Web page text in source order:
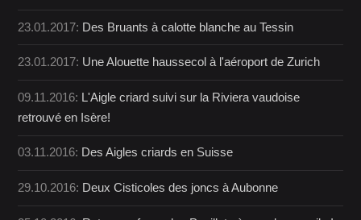
23.01.2017: Des Bruants à calotte blanche au Tessin
23.01.2017: Une Alouette haussecol à l'aéroport de Zurich
09.11.2016: L'Aigle criard suivi sur la Riviera vaudoise
retrouvé en Isère!
03.11.2016: Des Aigles criards en Suisse
29.10.2016: Deux Cisticoles des joncs à Aubonne